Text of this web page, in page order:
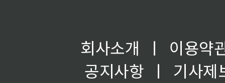
회사소개 ㅣ
이용약
공지사항
ㅣ
기사제